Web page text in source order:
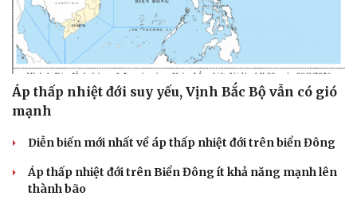
Áp thấp nhiệt đới suy yếu, Vịnh Bắc Bộ vẫn có gió
mạnh
Diễn biến mới nhất về áp thấp nhiệt đới trên biển Đông
Áp thấp nhiệt đới trên Biển Đông ít khả năng mạnh lên
thành bão